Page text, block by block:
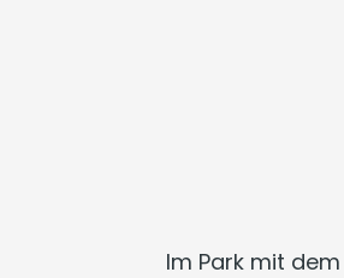
Im Park mit